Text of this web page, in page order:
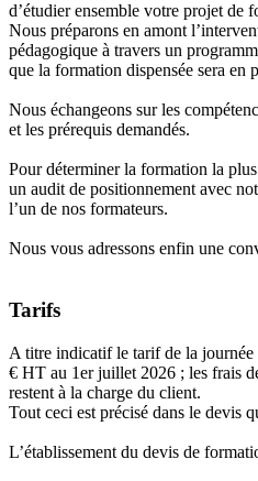
d’étudier ensemble votre projet de
Nous préparons en amont
pédagogique à travers un
que la formation dispensée sera en
Nous échangeons sur les
et les prérequis demandés.
Pour déterminer la formation la
un audit de positionnement avec
l’un de nos formateurs.
Nous vous adressons enfin une
Tarifs
A titre indicatif le tarif de la
€ HT au 1er juillet 2026 ; les frais
restent à la charge du client.
Tout ceci est précisé dans le devis
L’établissement du devis de